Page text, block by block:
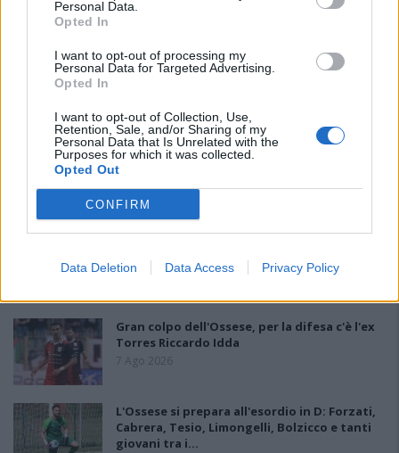
Personal Data.
Opted In
I want to opt-out of processing my
Personal Data for Targeted Advertising.
Opted In
I want to opt-out of Collection, Use,
Retention, Sale, and/or Sharing of my
Personal Data that Is Unrelated with the
Purposes for which it was collected.
Opted Out
CONFIRM
Data Deletion Data Access Privacy Policy
L'Ilva si completa con Markic, Contucci,
Carlucci, Bevilacqua, Solinas, Souare e Galic
7 Ago 2026
Aloia, il primo acquisto è Loru
7 Ago 2026
Gran colpo dell'Ossese, per la difesa c'è l'ex
Torres Riccardo Idda
7 Ago 2026
L'Ossese si prepara all'esordio in D: Forzati,
Cabrera, Tesio, Limongelli, Bolzicco e tanti
giovani tra i…